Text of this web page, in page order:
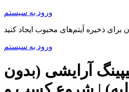
ورود به سیستم
ورود به سیستم
آرایشی (بدون